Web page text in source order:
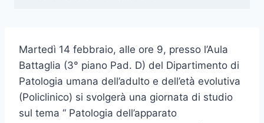
Martedì 14 febbraio, alle ore 9, presso l’Aula
Battaglia (3° piano Pad. D) del Dipartimento di
Patologia umana dell’adulto e dell’età evolutiva
(Policlinico) si svolgerà una giornata di studio
sul tema “ Patologia dell’apparato